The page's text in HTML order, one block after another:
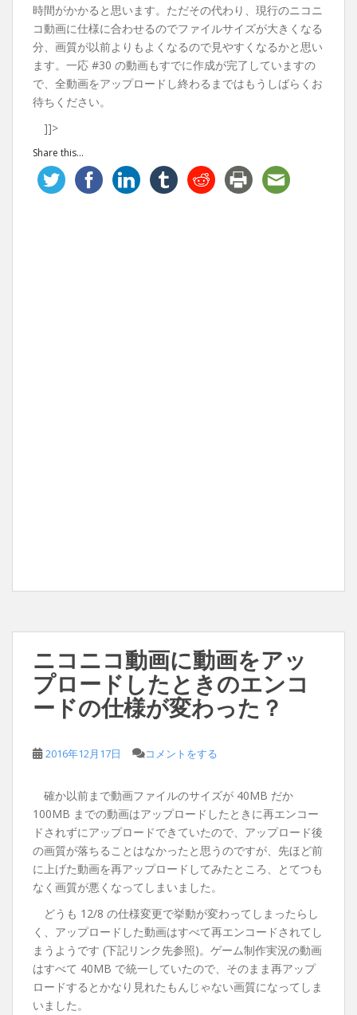
時間がかかると思います。ただその代わり、現行のニコニ
コ動画に仕様に合わせるのでファイルサイズが大きくなる
分、画質が以前よりもよくなるので見やすくなるかと思い
ます。一応 #30 の動画もすでに作成が完了していますの
で、全動画をアップロードし終わるまではもうしばらくお
待ちください。
]]>
Share this...
ニコニコ動画に動画をアッ
プロードしたときのエンコ
ードの仕様が変わった？
2016年12月17日 コメントをする
確か以前まで動画ファイルのサイズが 40MB だか
100MB までの動画はアップロードしたときに再エンコー
ドされずにアップロードできていたので、アップロード後
の画質が落ちることはなかったと思うのですが、先ほど前
に上げた動画を再アップロードしてみたところ、とてつも
なく画質が悪くなってしまいました。
どうも 12/8 の仕様変更で挙動が変わってしまったらし
く、アップロードした動画はすべて再エンコードされてし
まうようです (下記リンク先参照)。ゲーム制作実況の動画
はすべて 40MB で統一していたので、そのまま再アップ
ロードするとかなり見れたもんじゃない画質になってしま
いました。